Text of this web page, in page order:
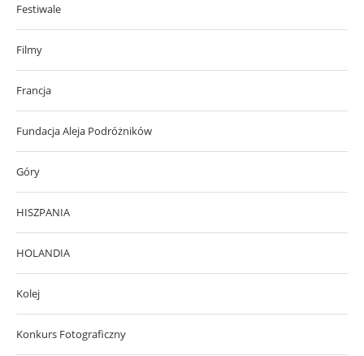
Festiwale
Filmy
Francja
Fundacja Aleja Podróżników
Góry
HISZPANIA
HOLANDIA
Kolej
Konkurs Fotograficzny